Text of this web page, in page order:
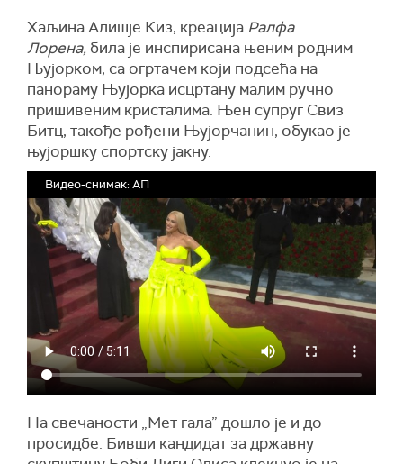
Хаљина Алишје Киз, креација Ралфа
Лорена, била је инспирисана њеним родним
Њујорком, са огртачем који подсећа на
панораму Њујорка исцртану малим ручно
пришивеним кристалима. Њен супруг Свиз
Битц, такође рођени Њујорчанин, обукао је
њујоршку спортску јакну.
Видео-снимак: АП
На свечаности „Мет гала” дошло је и до
просидбе. Бивши кандидат за државну